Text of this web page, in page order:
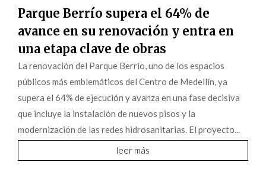
Parque Berrío supera el 64% de
avance en su renovación y entra en
una etapa clave de obras
La renovación del Parque Berrío, uno de los espacios
públicos más emblemáticos del Centro de Medellín, ya
supera el 64% de ejecución y avanza en una fase decisiva
que incluye la instalación de nuevos pisos y la
modernización de las redes hidrosanitarias. El proyecto...
leer más